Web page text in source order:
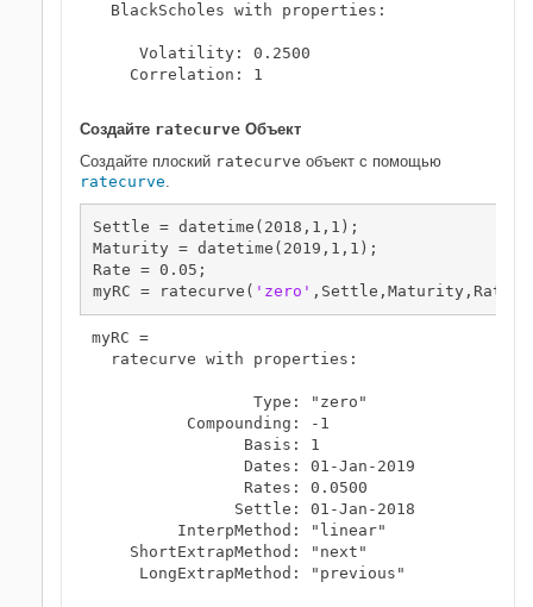
  BlackScholes with properties:
     Volatility: 0.2500
    Correlation: 1
Создайте ratecurve Объект
Создайте плоский ratecurve объект с помощью
ratecurve.
Settle = datetime(2018,1,1);
Maturity = datetime(2019,1,1);
Rate = 0.05;
myRC = ratecurve( 'zero' ,Settle,Maturity,Rate,
myRC =
  ratecurve with properties:
                 Type: "zero"
          Compounding: -1
                Basis: 1
                Dates: 01-Jan-2019
                Rates: 0.0500
               Settle: 01-Jan-2018
         InterpMethod: "linear"
    ShortExtrapMethod: "next"
     LongExtrapMethod: "previous"